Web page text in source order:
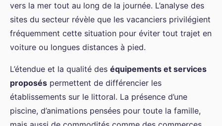
vers la mer tout au long de la journée. L’analyse des
sites du secteur révèle que les vacanciers privilégient
fréquemment cette situation pour éviter tout trajet en
voiture ou longues distances à pied.
L’étendue et la qualité des équipements et services
proposés permettent de différencier les
établissements sur le littoral. La présence d’une
piscine, d’animations pensées pour toute la famille,